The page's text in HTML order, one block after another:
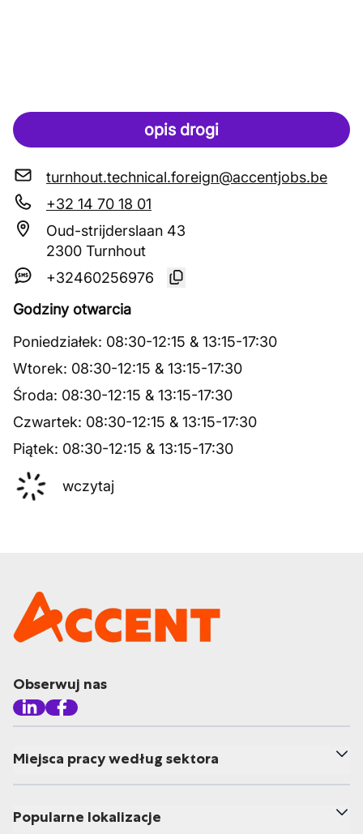
opis drogi
turnhout.technical.foreign@accentjobs.be
+32 14 70 18 01
Oud-strijderslaan 43
2300 Turnhout
+32460256976
Godziny otwarcia
Poniedziałek: 08:30-12:15 & 13:15-17:30
Wtorek: 08:30-12:15 & 13:15-17:30
Środa: 08:30-12:15 & 13:15-17:30
Czwartek: 08:30-12:15 & 13:15-17:30
Piątek: 08:30-12:15 & 13:15-17:30
wczytaj
Obserwuj nas
Miejsca pracy według sektora
Popularne lokalizacje